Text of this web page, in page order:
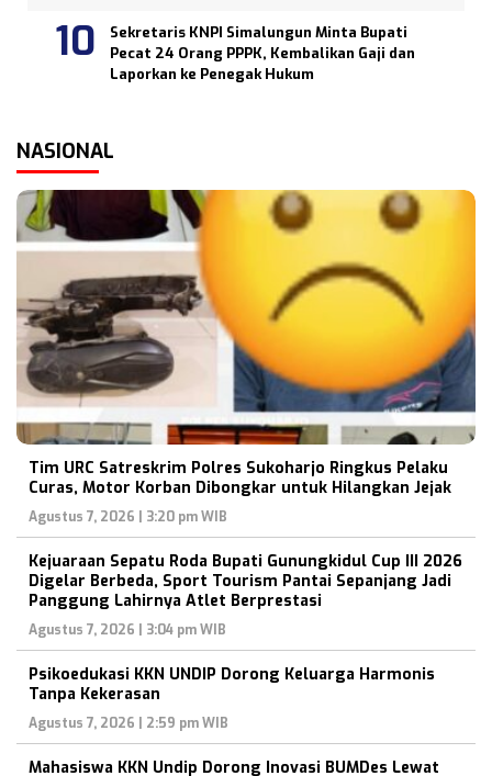
Sekretaris KNPI Simalungun Minta Bupati
Pecat 24 Orang PPPK, Kembalikan Gaji dan
Laporkan ke Penegak Hukum
NASIONAL
Tim URC Satreskrim Polres Sukoharjo Ringkus Pelaku
Curas, Motor Korban Dibongkar untuk Hilangkan Jejak
Agustus 7, 2026 | 3:20 pm WIB
Kejuaraan Sepatu Roda Bupati Gunungkidul Cup III 2026
Digelar Berbeda, Sport Tourism Pantai Sepanjang Jadi
Panggung Lahirnya Atlet Berprestasi
Agustus 7, 2026 | 3:04 pm WIB
Psikoedukasi KKN UNDIP Dorong Keluarga Harmonis
Tanpa Kekerasan
Agustus 7, 2026 | 2:59 pm WIB
Mahasiswa KKN Undip Dorong Inovasi BUMDes Lewat